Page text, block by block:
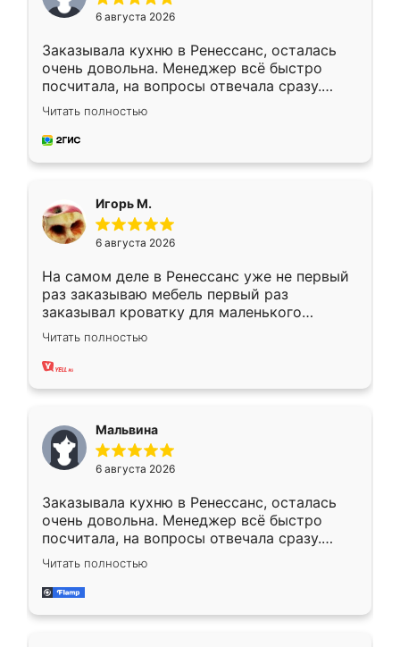
6 августа 2026
Заказывала кухню в Ренессанс, осталась
очень довольна. Менеджер всё быстро
посчитала, на вопросы отвечала сразу.
Замерщик приехал в субботу, подошёл к
делу со всей ответственностью. Собрали
за день, ребята работали аккуратно, даже
Читать полностью
Игорь М.
6 августа 2026
На самом деле в Ренессанс уже не первый
раз заказываю мебель первый раз
заказывал кроватку для маленького
ребёнка при его рождении ,во второй раз
заказал шкаф-купе. По качеству очень
хорошее сборка достаточно быстрая,
меньше, здесь же он более разнообразный.
Мне нравится ,если что-то потребуется из
мебели буду заказывать только здесь.
Читать полностью
Мальвина
6 августа 2026
Заказывала кухню в Ренессанс, осталась
очень довольна. Менеджер всё быстро
посчитала, на вопросы отвечала сразу.
Замерщик приехал в субботу, подошёл к
делу со всей ответственностью. Собрали
за день, ребята работали аккуратно, даже
Читать полностью